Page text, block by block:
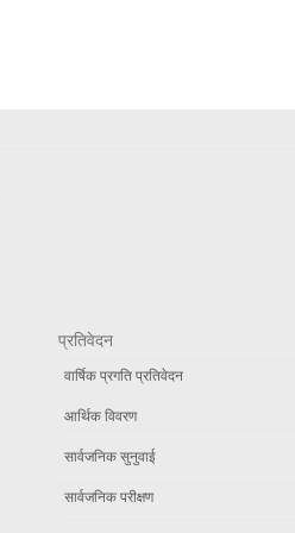
प्रतिवेदन
वार्षिक प्रगति प्रतिवेदन
आर्थिक विवरण
सार्वजनिक सुनुवाई
सार्वजनिक परीक्षण